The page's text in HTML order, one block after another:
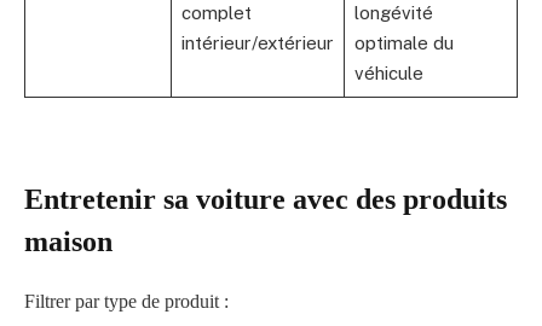
complet
intérieur/extérieur
longévité
optimale du
véhicule
Entretenir sa voiture avec des produits
maison
Filtrer par type de produit :